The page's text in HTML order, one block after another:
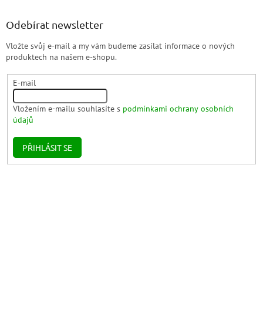
Odebírat newsletter
Vložte svůj e-mail a my vám budeme zasílat informace o nových
produktech na našem e-shopu.
E-mail
Vložením e-mailu souhlasíte s podmínkami ochrany osobních
údajů
PŘIHLÁSIT SE